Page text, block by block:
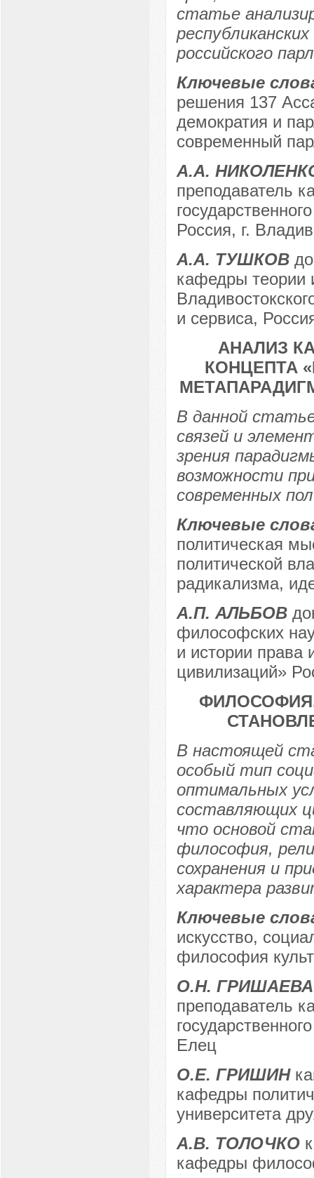
статье
российского
Ключевые
решения 137
демократия и
современный
А.А.
преподаватель
Россия, г.
А.А. ТУШКОВ
кафедры теории
и сервиса,
АНАЛИЗ
КОНЦЕПТА
В данной
связей и
зрения
возможности
современных
Ключевые
политическая
политической
радикализма,
А.П. АЛЬБОВ
философских
и истории
цивилизаций»
В настоящей
особый тип
оптимальных
составляющих
что основой
философия,
сохранения и
характера
Ключевые
искусство,
философия
О.Н. ГРИШАЕВА
преподаватель
Елец
О.Е. ГРИШИН
кафедры
университета
А.В. ТОЛОЧКО
кафедры